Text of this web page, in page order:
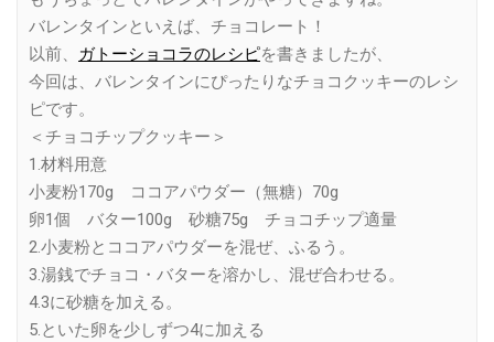
バレンタインといえば、チョコレート！
以前、
ガトーショコラのレシピを書きましたが、
今回は、バレンタインにぴったりなチョコクッキーのレシ
ピです。
＜チョコチップクッキー＞
1.材料用意
小麦粉170g ココアパウダー（無糖）70g
卵1個 バター100g 砂糖75g チョコチップ適量
2.小麦粉とココアパウダーを混ぜ、ふるう。
3.湯銭でチョコ・バターを溶かし、混ぜ合わせる。
4.3に砂糖を加える。
5.といた卵を少しずつ4に加える